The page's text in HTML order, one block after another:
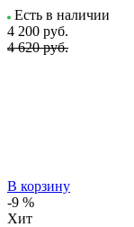
Есть в наличии
4 200 руб.
4 620 руб.
В корзину
-9 %
Хит